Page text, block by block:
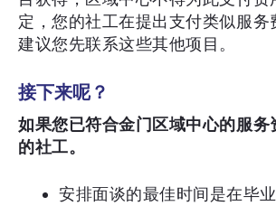
定，您的社工在提出支付类似服务
建议您先联系这些其他项目。
接下来呢？
如果您已符合金门区域中心的服务
的社工。
安排面谈的最佳时间是在毕